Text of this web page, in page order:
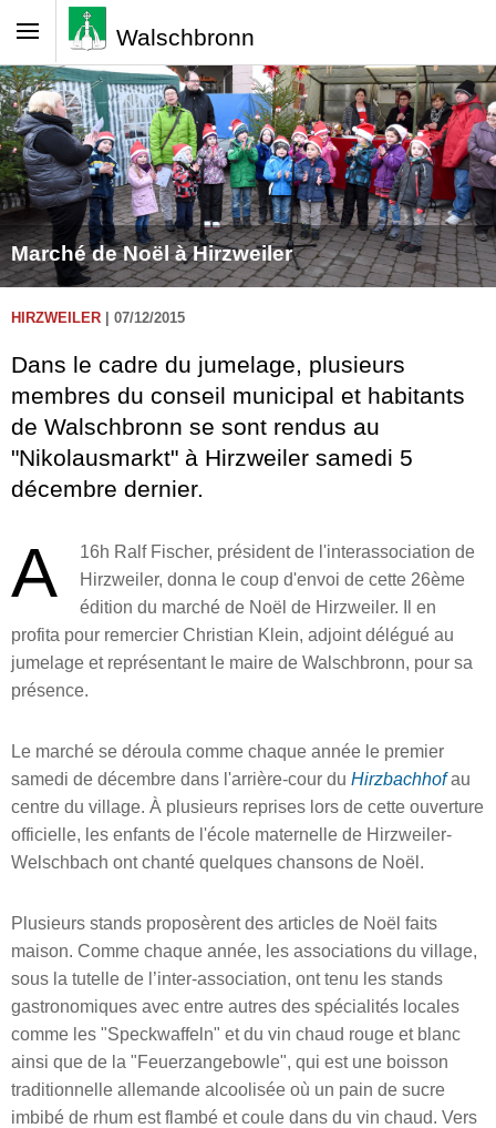
Walschbronn
Marché de Noël à Hirzweiler
HIRZWEILER 07/12/2015
Dans le cadre du jumelage, plusieurs
membres du conseil municipal et habitants
de Walschbronn se sont rendus au
"Nikolausmarkt" à Hirzweiler samedi 5
décembre dernier.
A
16h Ralf Fischer, président de l'interassociation de
Hirzweiler, donna le coup d'envoi de cette 26ème
édition du marché de Noël de Hirzweiler. Il en
profita pour remercier Christian Klein, adjoint délégué au
jumelage et représentant le maire de Walschbronn, pour sa
présence.
Le marché se déroula comme chaque année le premier
samedi de décembre dans l'arrière-cour du Hirzbachhofau
centre du village. À plusieurs reprises lors de cette ouverture
officielle, les enfants de l'école maternelle de Hirzweiler-
Welschbach ont chanté quelques chansons de Noël.
Plusieurs stands proposèrent des articles de Noël faits
maison. Comme chaque année, les associations du village,
sous la tutelle de l’inter-association, ont tenu les stands
gastronomiques avec entre autres des spécialités locales
comme les "Speckwaffeln" et du vin chaud rouge et blanc
ainsi que de la "Feuerzangebowle", qui est une boisson
traditionnelle allemande alcoolisée où un pain de sucre
imbibé de rhum est flambé et coule dans du vin chaud. Vers